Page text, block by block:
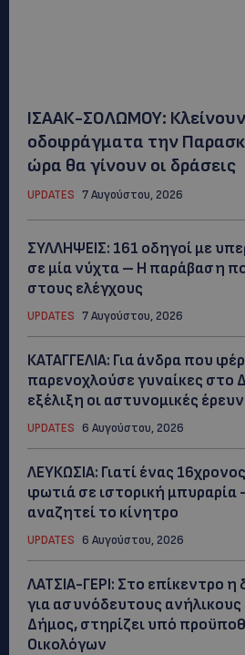
ΙΣΑΑΚ-ΣΟΛΩΜΟΥ:
οδοφράγματα την
ώρα θα γίνουν οι δράσεις
UPDATES 7 Αυγούστου, 2026
ΣΥΛΛΗΨΕΙΣ: 161 οδηγοί με
σε μία νύχτα – Η παράβαση
στους ελέγχους
UPDATES 7 Αυγούστου, 2026
ΚΑΤΑΓΓΕΛΙΑ: Για άνδρα που
παρενοχλούσε γυναίκες στο
εξέλιξη οι αστυνομικές
UPDATES 6 Αυγούστου, 2026
ΛΕΥΚΩΣΙΑ: Γιατί ένας
φωτιά σε ιστορική μπυραρία
αναζητεί το κίνητρο
UPDATES 6 Αυγούστου, 2026
ΛΑΤΣΙΑ-ΓΕΡΙ: Στο επίκεντρο
για ασυνόδευτους ανήλικους
Δήμος, στηρίζει υπό
Οικολόγων